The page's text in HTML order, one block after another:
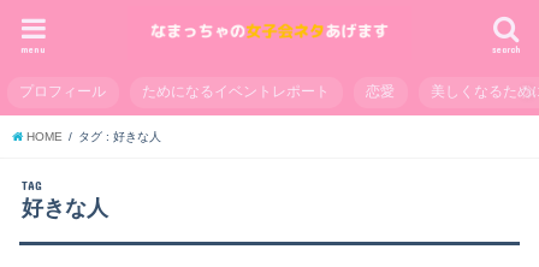
search
menu
プロフィール ためになるイベントレポート 恋愛 美しくなるため
HOME タグ : 好きな人
TAG
好きな人